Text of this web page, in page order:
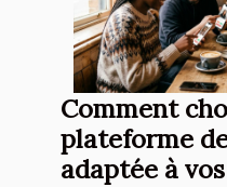
Comment
plateforme
adaptée à